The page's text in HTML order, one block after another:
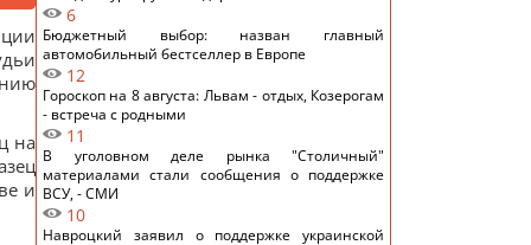
на
и
6
Бюджетный выбор: назван главный
автомобильный бестселлер в Европе
12
Гороскоп на 8 августа: Львам - отдых, Козерогам
- встреча с родными
11
В уголовном деле рынка "Столичный"
материалами стали сообщения о поддержке
ВСУ, - СМИ
10
Навроцкий заявил о поддержке украинской